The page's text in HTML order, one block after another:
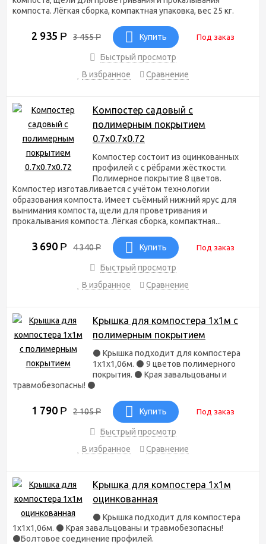
компоста. Лёгкая сборка, компактная упаковка, вес 25 кг.
2 935 Р 3 455Р Купить Под заказ
Быстрый просмотр
В избранное
Сравнение
Компостер садовый с
полимерным покрытием
0.7х0.7х0.72
Компостер состоит из оцинкованных
профилей с с рёбрами жёсткости.
Полимерное покрытие 8 цветов.
Компостер изготавливается с учётом технологии
образования компоста. Имеет съёмный нижний ярус для
вынимания компоста, щели для проветривания и
прокалывания компоста. Лёгкая сборка, компактная...
3 690 Р 4 340Р Купить Под заказ
Быстрый просмотр
В избранное
Сравнение
Крышка для компостера 1х1м с
полимерным покрытием
⚫ Крышка подходит для компостера
1х1х1,06м. ⚫ 9 цветов полимерного
покрытия. ⚫ Края завальцованы и
травмобезопасны! ⚫
1 790 Р 2 105Р Купить Под заказ
Быстрый просмотр
В избранное
Сравнение
Крышка для компостера 1х1м
оцинкованная
⚫ Крышка подходит для компостера
1х1х1,06м. ⚫ Края завальцованы и травмобезопасны!
⚫Болтовое соединение профилей.